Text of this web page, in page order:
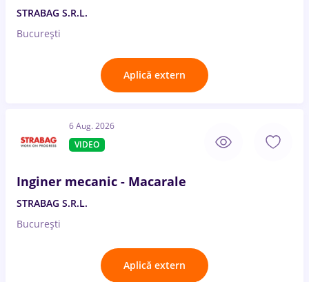
STRABAG S.R.L.
București
Aplică extern
6 Aug. 2026
VIDEO
Inginer mecanic - Macarale
STRABAG S.R.L.
București
Aplică extern